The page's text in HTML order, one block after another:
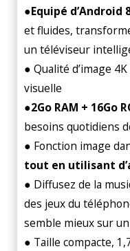
●Equipé d’Android
et fluides,
un téléviseur
● Qualité d’image
visuelle
●2Go RAM + 16Go
besoins quotidiens
● Fonction image
tout en utilisant
● Diffusez de la
des jeux du
semble mieux sur
● Taille compacte,